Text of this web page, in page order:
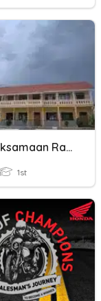
Pertidaksamaan Rasional
1st